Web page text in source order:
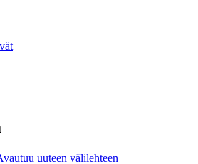
uuteen välilehteen